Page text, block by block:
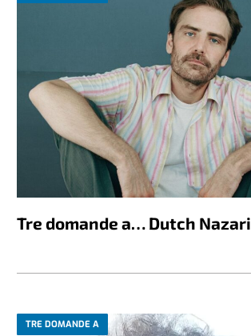
Tre domande a… Dutch Nazari
TRE DOMANDE A